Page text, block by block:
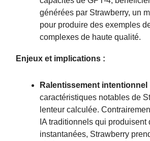
générées par Strawberry, un
pour produire des exemples
complexes de haute qualité.
Enjeux et implications :
Ralentissement intentionnel
caractéristiques notables de
lenteur calculée.
IA traditionnels qui produisent
instantanées, Strawberry